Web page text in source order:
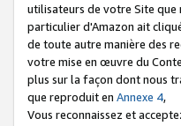
utilisateurs de votre Site que
particulier d'Amazon ait
de toute autre manière des
votre mise en œuvre du
plus sur la façon dont nous
que reproduit en Annexe 4,
Vous reconnaissez et